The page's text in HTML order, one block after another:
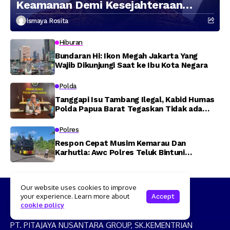
Keamanan Demi Kesejahteraan
Masyarakat
Ismaya Rosita
Hiburan
Bundaran Hi: Ikon Megah Jakarta Yang
Wajib Dikunjungi Saat ke Ibu Kota Negara
Polda
Tanggapi Isu Tambang Ilegal, Kabid Humas
Polda Papua Barat Tegaskan Tidak ada
Polres
Respon Cepat Musim Kemarau Dan
Karhutla: Awc Polres Teluk Bintuni
PT. PITAJAYA NUSANTARA GROUP, SK.KEMENTRIAN
Our website uses cookies to improve
your experience. Learn more about
cookie policy
Accept